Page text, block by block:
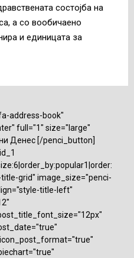
состојба на
а со вообичаено
и единицата за
address-book"
full="1" size="large"
Денес [/penci_button]
grid" image_size="penci-
title-left"